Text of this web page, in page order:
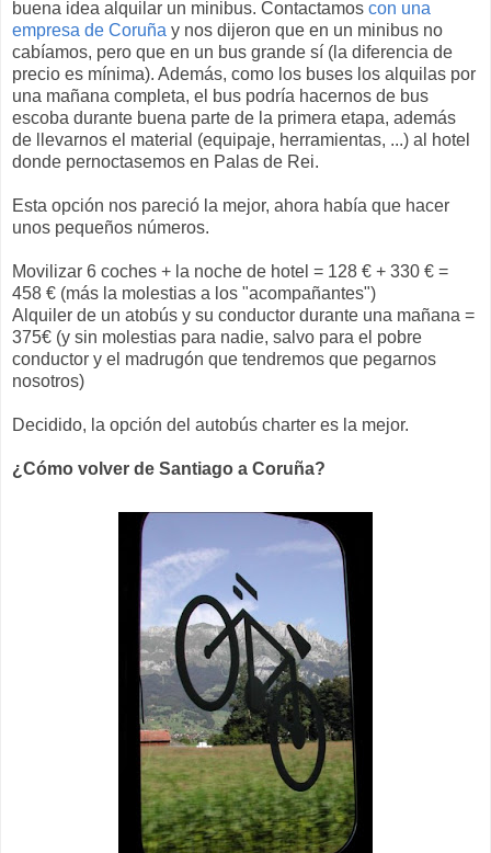
buena idea alquilar un minibus. Contactamos con una
empresa de Coruña y nos dijeron que en un minibus no
cabíamos, pero que en un bus grande sí (la diferencia de
precio es mínima). Además, como los buses los alquilas por
una mañana completa, el bus podría hacernos de bus
escoba durante buena parte de la primera etapa, además
de llevarnos el material (equipaje, herramientas, ...) al hotel
donde pernoctasemos en Palas de Rei.
Esta opción nos pareció la mejor, ahora había que hacer
unos pequeños números.
Movilizar 6 coches + la noche de hotel = 128 € + 330 € =
458 € (más la molestias a los "acompañantes")
Alquiler de un atobús y su conductor durante una mañana =
375€ (y sin molestias para nadie, salvo para el pobre
conductor y el madrugón que tendremos que pegarnos
nosotros)
Decidido, la opción del autobús charter es la mejor.
¿Cómo volver de Santiago a Coruña?